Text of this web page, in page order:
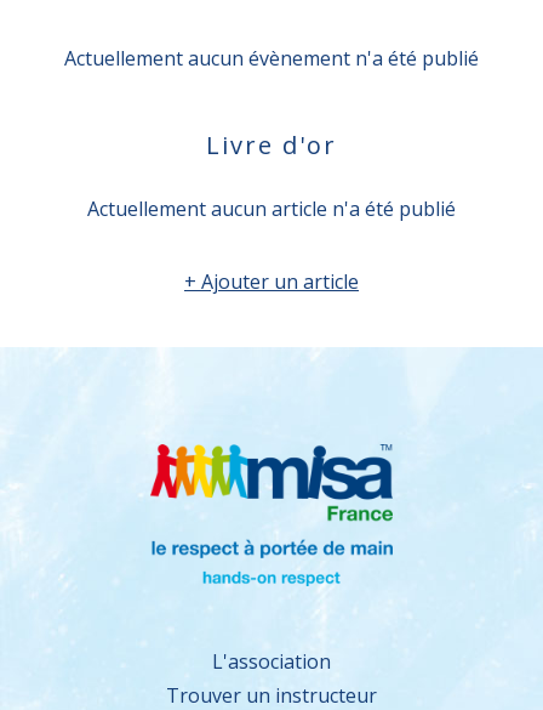
Actuellement aucun évènement n'a été publié
Livre d'or
Actuellement aucun article n'a été publié
+ Ajouter un article
L'association
Trouver un instructeur